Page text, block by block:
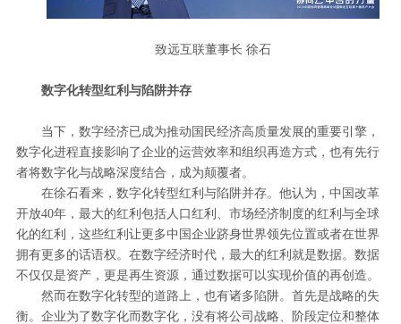
致远互联董事长 徐石
数字化转型红利与陷阱并存
当下，数字经济已成为推动国民经济高质量发展的重要引擎，
数字化进程直接影响了企业的运营效率和组织再造方式，也有先行
者将数字化与战略深度结合，成为颠覆者。
在徐石看来，数字化转型红利与陷阱并存。他认为，中国改革
开放40年，最大的红利包括人口红利、市场经济制度的红利与全球
化的红利，这些红利让更多中国企业跻身世界领先位置或者在世界
拥有更多的话语权。在数字经济时代，最大的红利就是数据。数据
不仅仅是资产，更是再生资源，通过数据可以实现价值的再创造。
然而在数字化转型的道路上，也有诸多陷阱。首先是战略的失
衡。企业为了数字化而数字化，没有将公司战略、阶段定位和整体